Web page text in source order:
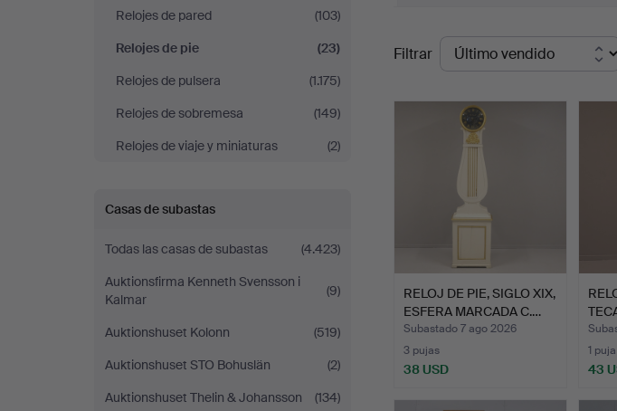
Björnssons
Auktionskammare
Relojes de pared
(103)
Relojes de pie
(23)
Relojes de pulsera
(1.175)
Relojes de sobremesa
(149)
Relojes de viaje y miniaturas
(2)
Casas de subastas
Todas las casas de subastas
(4.423)
Auktionsfirma Kenneth Svensson i
Kalmar
(9)
Auktionshuset Kolonn
(519)
Auktionshuset STO Bohuslän
(2)
Auktionshuset Thelin & Johansson
(134)
Precios
de
remate
Filtrar
RELOJ DE PIE, SIGLO XIX,
ESFERA MARCADA C.…
Subastado 7 ago 2026
3 pujas
38 USD
1 puja
43